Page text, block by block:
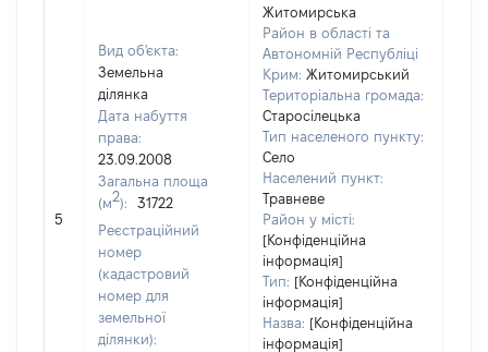
5
Вид об'єкта:
Земельна
ділянка
Дата набуття
права:
23.09.2008
Загальна площа
(м2):
31722
Реєстраційний
номер
(кадастровий
номер для
земельної
ділянки):
Житомирська
Район в області та
Автономній Республіці
Крим: Житомирський
Територіальна громада:
Старосілецька
Тип населеного пункту:
Село
Населений пункт:
Травневе
Район у місті:
[Конфіденційна
інформація]
Тип: [Конфіденційна
інформація]
Назва: [Конфіденційна
інформація]